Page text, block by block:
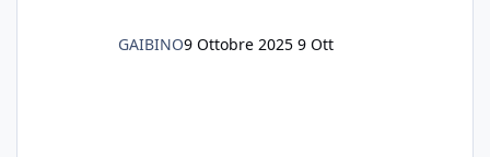
GAIBINO9 Ottobre 2025 9 Ott